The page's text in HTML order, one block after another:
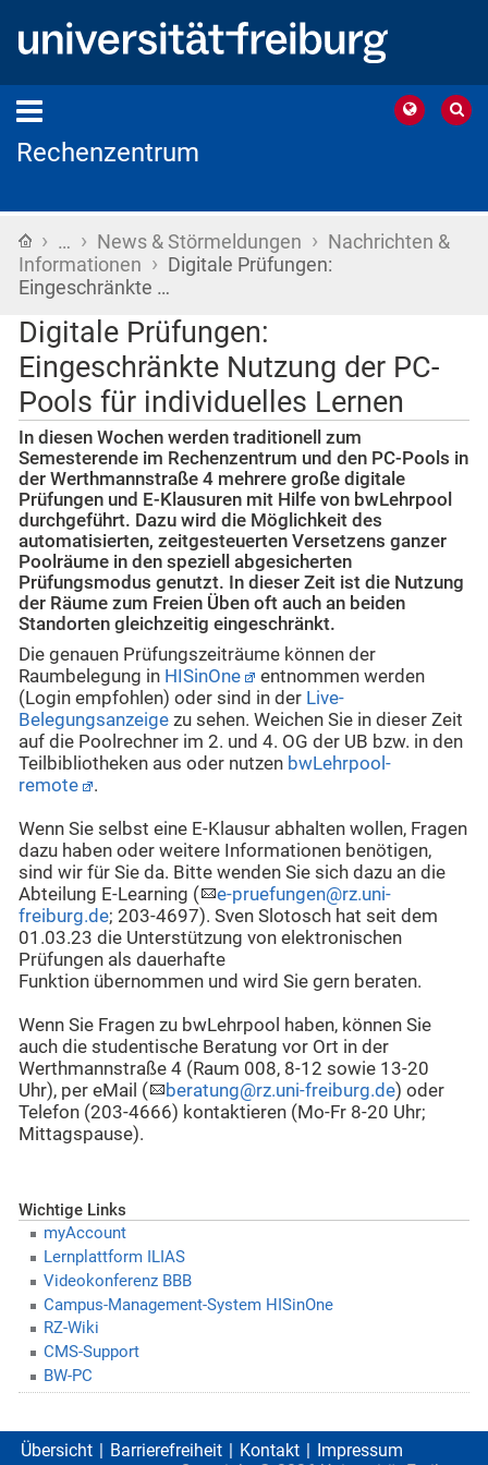
Rechenzentrum
Startseite
› … › News & Störmeldungen › Nachrichten &
Informationen › Digitale Prüfungen:
Eingeschränkte …
Digitale Prüfungen:
Eingeschränkte Nutzung der PC-
Pools für individuelles Lernen
In diesen Wochen werden traditionell zum
Semesterende im Rechenzentrum und den PC-Pools in
der Werthmannstraße 4 mehrere große digitale
Prüfungen und E-Klausuren mit Hilfe von bwLehrpool
durchgeführt. Dazu wird die Möglichkeit des
automatisierten, zeitgesteuerten Versetzens ganzer
Poolräume in den speziell abgesicherten
Prüfungsmodus genutzt. In dieser Zeit ist die Nutzung
der Räume zum Freien Üben oft auch an beiden
Standorten gleichzeitig eingeschränkt.
Die genauen Prüfungszeiträume können der
Raumbelegung in HISinOne
entnommen werden
(Login empfohlen) oder sind in der Live-
Belegungsanzeige zu sehen. Weichen Sie in dieser Zeit
auf die Poolrechner im 2. und 4. OG der UB bzw. in den
Teilbibliotheken aus oder nutzen bwLehrpool-
remote
.
Wenn Sie selbst eine E-Klausur abhalten wollen, Fragen
dazu haben oder weitere Informationen benötigen,
sind wir für Sie da. Bitte wenden Sie sich dazu an die
Abteilung E-Learning (
e-pruefungen@rz.uni-
freiburg.de; 203-4697). Sven Slotosch hat seit dem
01.03.23 die Unterstützung von elektronischen
Prüfungen als dauerhafte
Funktion übernommen und wird Sie gern beraten.
Wenn Sie Fragen zu bwLehrpool haben, können Sie
auch die studentische Beratung vor Ort in der
Werthmannstraße 4 (Raum 008, 8-12 sowie 13-20
Uhr), per eMail (
beratung@rz.uni-freiburg.de) oder
Telefon (203-4666) kontaktieren (Mo-Fr 8-20 Uhr;
Mittagspause).
Wichtige Links
myAccount
Lernplattform ILIAS
Videokonferenz BBB
Campus-Management-System HISinOne
RZ-Wiki
CMS-Support
BW-PC
Übersicht Barrierefreiheit Kontakt
Impressum